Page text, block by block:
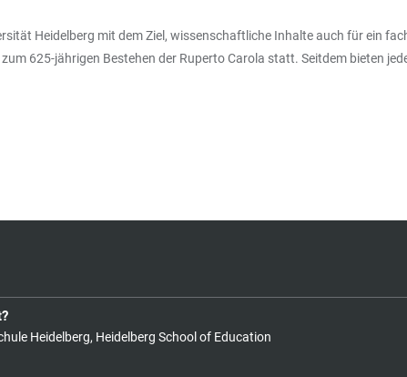
Heidelberg mit dem Ziel, wissenschaftliche Inhalte auch für ein
625-jährigen Bestehen der Ruperto Carola statt. Seitdem bieten
Heidelberg, Heidelberg School of Education